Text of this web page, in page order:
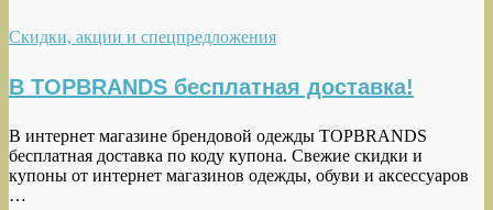
Скидки, акции и спецпредложения
В TOPBRANDS бесплатная доставка!
В интернет магазине брендовой одежды TOPBRANDS
бесплатная доставка по коду купона. Свежие скидки и
купоны от интернет магазинов одежды, обуви и аксессуаров
…